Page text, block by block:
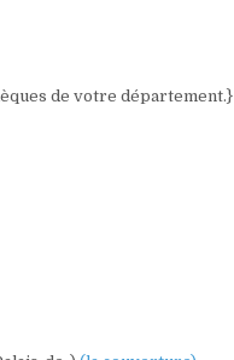
de votre département.}